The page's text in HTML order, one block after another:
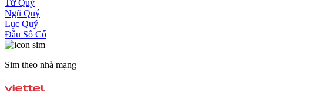
Tứ Quý
Ngũ Quý
Lục Quý
Đầu Số Cổ
Sim theo nhà mạng